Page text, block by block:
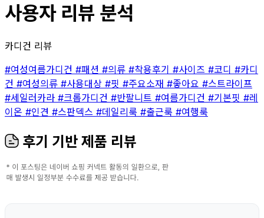
사용자 리뷰 분석
카디건 리뷰
#여성여름가디건 #패션 #의류 #착용후기 #사이즈 #코디 #카디
건 #여성의류 #사용대상 #핏 #주요소재 #좋아요 #스트라이프
#세일러카라 #크롭가디건 #반팔니트 #여름가디건 #기본핏 #레
이온 #인견 #스판덱스 #데일리룩 #출근룩 #여행룩
후기 기반 제품 리뷰